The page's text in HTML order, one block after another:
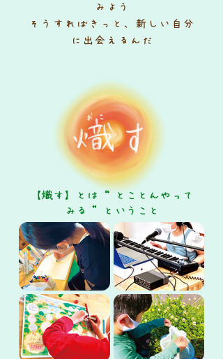
みよう
そうすればきっと、新しい自分
に出会えるんだ
【熾す】とは“ とことんやって
みる ”ということ